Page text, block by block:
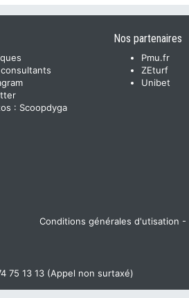
: Scoopdyga
Nos partenaires
Pmu.fr
ZEturf
Unibet
Conditions générales d'utisation -
75 13 13 (Appel non surtaxé)